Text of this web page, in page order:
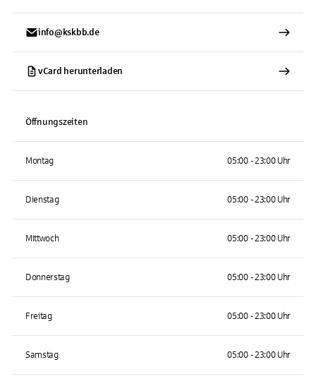
info@kskbb.de
vCard herunterladen
Öffnungszeiten
Montag 05:00 - 23:00 Uhr
Dienstag 05:00 - 23:00 Uhr
Mittwoch 05:00 - 23:00 Uhr
Donnerstag 05:00 - 23:00 Uhr
Freitag 05:00 - 23:00 Uhr
Samstag 05:00 - 23:00 Uhr